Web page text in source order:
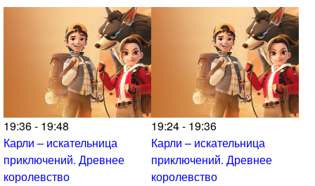
19:36 - 19:48
Карли – искательница
приключений. Древнее
королевство
19:24 - 19:36
Карли – искательница
приключений. Древнее
королевство